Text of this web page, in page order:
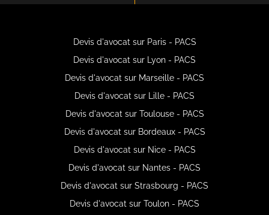
Devis d'avocat sur Paris - PACS
Devis d'avocat sur Lyon - PACS
Devis d'avocat sur Marseille - PACS
Devis d'avocat sur Lille - PACS
Devis d'avocat sur Toulouse - PACS
Devis d'avocat sur Bordeaux - PACS
Devis d'avocat sur Nice - PACS
Devis d'avocat sur Nantes - PACS
Devis d'avocat sur Strasbourg - PACS
Devis d'avocat sur Toulon - PACS